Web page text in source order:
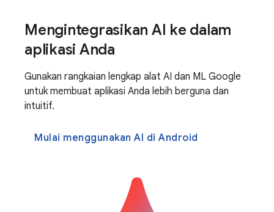
Mengintegrasikan AI ke dalam
aplikasi Anda
Gunakan rangkaian lengkap alat AI dan ML Google
untuk membuat aplikasi Anda lebih berguna dan
intuitif.
Mulai menggunakan AI di Android